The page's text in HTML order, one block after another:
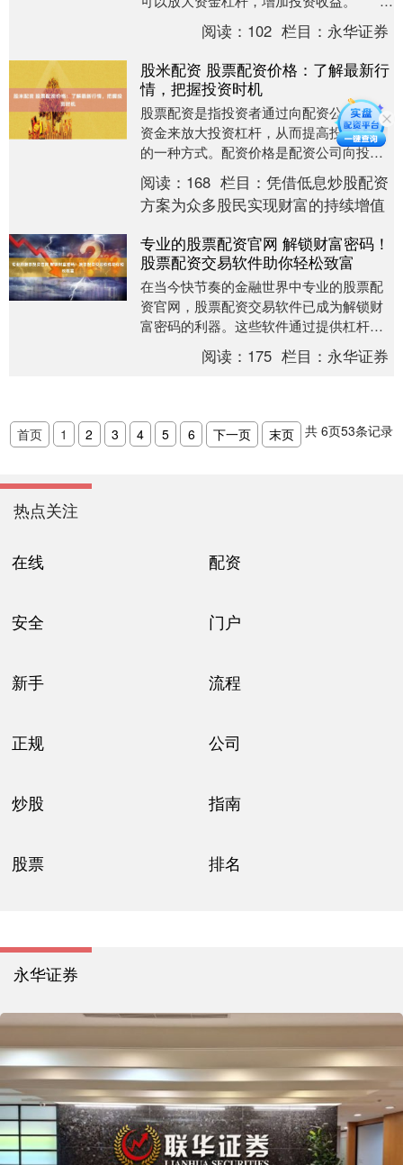
大收益：**配资可以放大投资者的收益，让
阅读： 102 栏目： 永华证券
股米配资 股票配资价格：了解最新行
情，把握投资时机
股票配资是指投资者通过向配资公司借入
资金来放大投资杠杆，从而提高投资收益
的一种方式。配资价格是配资公司向投资
者收取的费用，通常以年化利率的形式表
示。 使用股票配....
阅读： 168 栏目： 凭借低息炒股配资
方案为众多股民实现财富的持续增值
专业的股票配资官网 解锁财富密码！
股票配资交易软件助你轻松致富
在当今快节奏的金融世界中专业的股票配
资官网，股票配资交易软件已成为解锁财
富密码的利器。这些软件通过提供杠杆作
用，让投资者能够放大其投资潜力，从而
获得更高的回报。....
阅读： 175 栏目： 永华证券
首页 1 2 3 4 5 6 下一页 末页 共6页53条记录
热点关注
在线 配资
安全 门户
新手 流程
正规 公司
炒股 指南
股票 排名
永华证券